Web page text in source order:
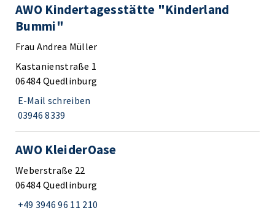
AWO Kindertagesstätte "Kinderland
Bummi"
Frau Andrea Müller
Kastanienstraße 1
06484 Quedlinburg
E-Mail schreiben
03946 8339
AWO KleiderOase
Weberstraße 22
06484 Quedlinburg
+49 3946 96 11 210